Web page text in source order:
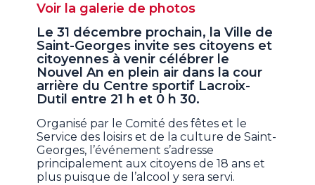
Voir la galerie de photos
Le 31 décembre prochain, la Ville de
Saint-Georges invite ses citoyens et
citoyennes à venir célébrer le
Nouvel An en plein air dans la cour
arrière du Centre sportif Lacroix-
Dutil entre 21 h et 0 h 30.
Organisé par le Comité des fêtes et le
Service des loisirs et de la culture de Saint-
Georges, l’événement s’adresse
principalement aux citoyens de 18 ans et
plus puisque de l’alcool y sera servi.